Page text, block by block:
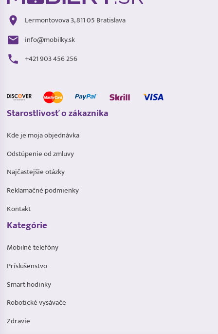
Lermontovova 3, 811 05 Bratislava
info@mobilky.sk
+421 903 456 256
Starostlivosť o zákaznika
Kde je moja objednávka
Odstúpenie od zmluvy
Najčastejšie otázky
Reklamačné podmienky
Kontakt
Kategórie
Mobilné telefóny
Príslušenstvo
Smart hodinky
Robotické vysávače
Zdravie